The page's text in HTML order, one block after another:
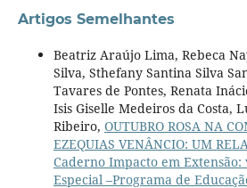
Artigos Semelhantes
Beatriz Araújo Lima, Rebeca
Silva, Sthefany Santina Silva
Tavares de Pontes, Renata
Isis Giselle Medeiros da Costa,
Ribeiro, OUTUBRO ROSA NA
EZEQUIAS VENÂNCIO: UM
Caderno Impacto em Extensão:
Especial –Programa de